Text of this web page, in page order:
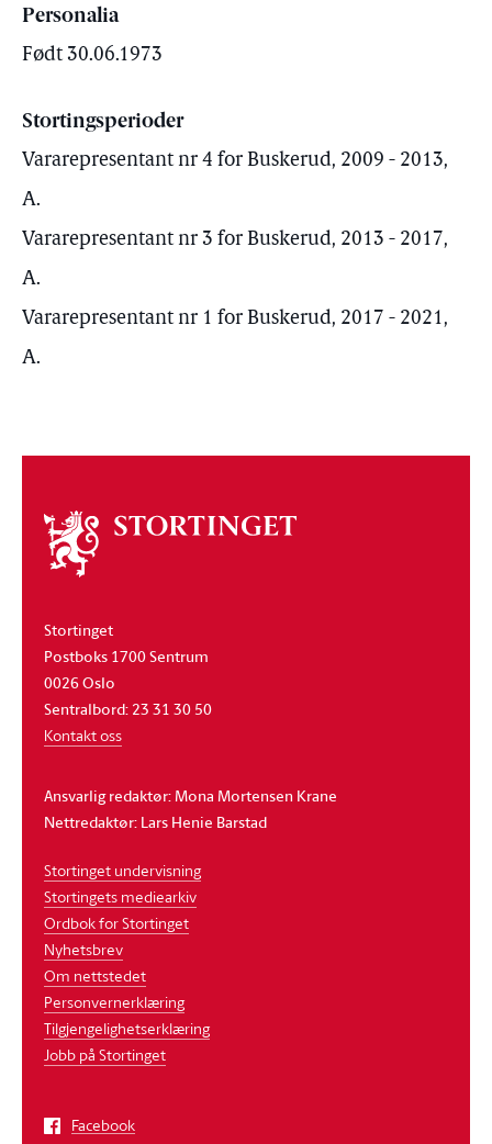
Personalia
Født 30.06.1973
Stortingsperioder
Vararepresentant nr 4 for Buskerud, 2009 - 2013,
A.
Vararepresentant nr 3 for Buskerud, 2013 - 2017,
A.
Vararepresentant nr 1 for Buskerud, 2017 - 2021,
A.
Om
stortinget
Stortinget
Postboks 1700 Sentrum
0026 Oslo
Sentralbord: 23 31 30 50
Kontakt oss
Ansvarlig redaktør: Mona Mortensen Krane
Nettredaktør: Lars Henie Barstad
Stortinget undervisning
Stortingets mediearkiv
Ordbok for Stortinget
Nyhetsbrev
Om nettstedet
Personvernerklæring
Tilgjengelighetserklæring
Jobb på Stortinget
Facebook